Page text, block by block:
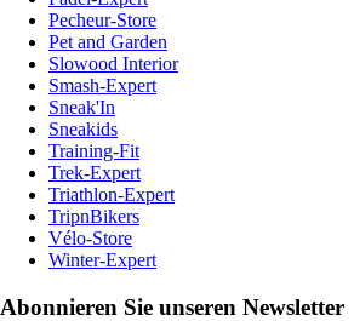
Pecheur-Store
Pet and Garden
Slowood Interior
Smash-Expert
Sneak'In
Sneakids
Training-Fit
Trek-Expert
Triathlon-Expert
TripnBikers
Vélo-Store
Winter-Expert
Abonnieren Sie unseren Newsletter